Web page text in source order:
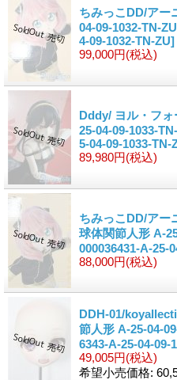
ちみっこDD/アー
04-09-1032-TN-ZU
4-09-1032-TN-ZU]
99,000円(税込)
Dddy/ ヨル・フ
25-04-09-1033-
5-04-09-1033-TN-
89,980円(税込)
ちみっこDD/ア
球体関節人形 A-
000036431-A-25-
88,000円(税込)
DDH-01/
節人形 A-25-04-
6343-A-25-04-09-
49,005円(税込)
希望小売価格: